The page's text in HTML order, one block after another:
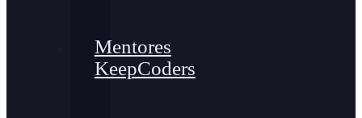
Mentores
KeepCoders